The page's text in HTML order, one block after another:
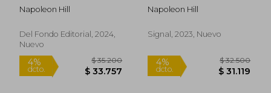
Napoleon Hill
Del Fondo Editorial, 2024,
Nuevo
Napoleon Hill
Signal, 2023, Nuevo